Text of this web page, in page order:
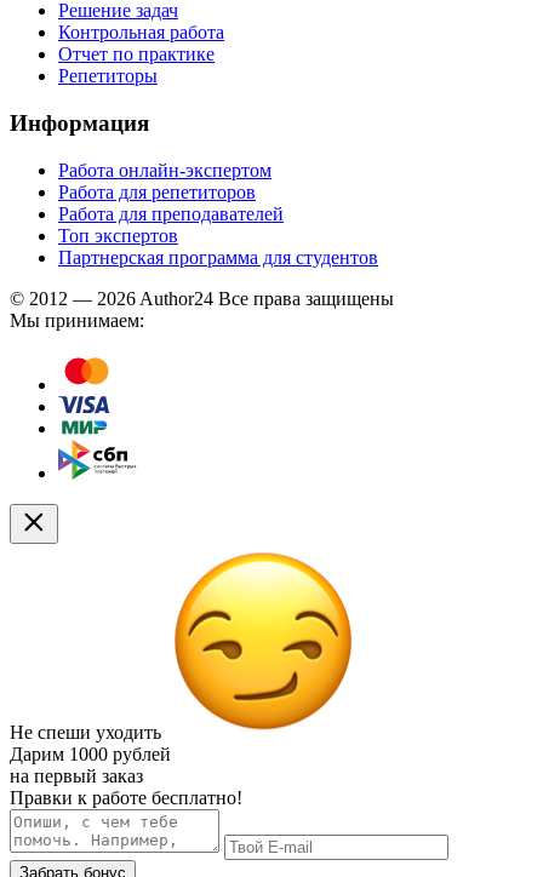
Решение задач
Контрольная работа
Отчет по практике
Репетиторы
Информация
Работа онлайн-экспертом
Работа для репетиторов
Работа для преподавателей
Топ экспертов
Партнерская программа для студентов
© 2012 — 2026 Author24 Все права защищены
Мы принимаем:
Не спеши уходить
Дарим 1000 рублей
на первый заказ
Правки к работе бесплатно!
Забрать бонус